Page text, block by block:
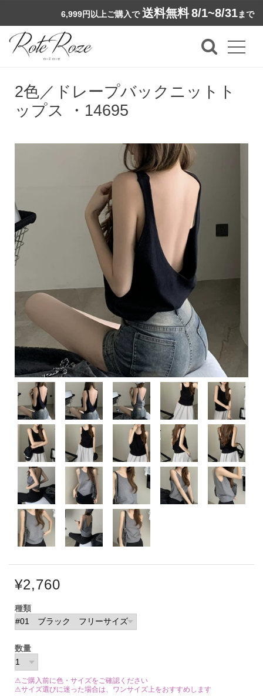
6,999円以上ご購入で 送料無料8/1~8/31まで
2色／ドレープバックニットト
ップス ・14695
¥2,760
種類
数量
⚠ご購入前に色・サイズをご確認ください
⚠サイズ選びに迷った場合は、ワンサイズ上をおすすめします